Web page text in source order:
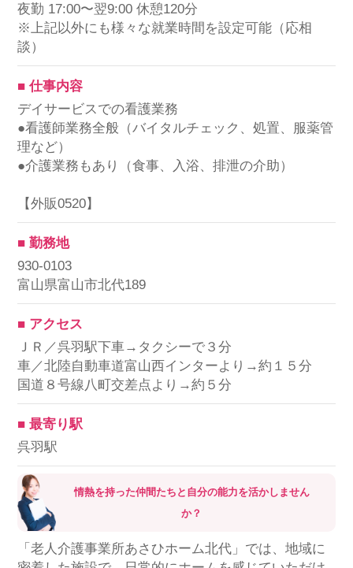
夜勤 17:00〜翌9:00 休憩120分
※上記以外にも様々な就業時間を設定可能（応相
談）
■ 仕事内容
デイサービスでの看護業務
●看護師業務全般（バイタルチェック、処置、服薬管
理など）
●介護業務もあり（食事、入浴、排泄の介助）
【外販0520】
■ 勤務地
930-0103
富山県富山市北代189
■ アクセス
ＪＲ／呉羽駅下車→タクシーで３分
車／北陸自動車道富山西インターより→約１５分
国道８号線八町交差点より→約５分
■ 最寄り駅
呉羽駅
情熱を持った仲間たちと自分の能力を活かしません
か？
「老人介護事業所あさひホーム北代」では、地域に